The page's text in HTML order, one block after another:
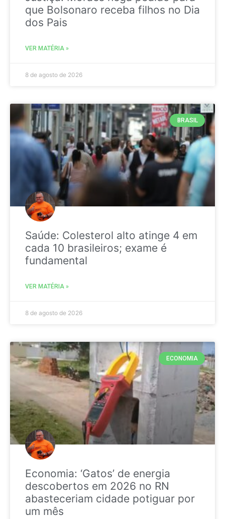
que Bolsonaro receba filhos no Dia
dos Pais
VER MATÉRIA »
8 de agosto de 2026
BRASIL
Saúde: Colesterol alto atinge 4 em
cada 10 brasileiros; exame é
fundamental
VER MATÉRIA »
8 de agosto de 2026
ECONOMIA
Economia: ‘Gatos’ de energia
descobertos em 2026 no RN
abasteceriam cidade potiguar por
um mês